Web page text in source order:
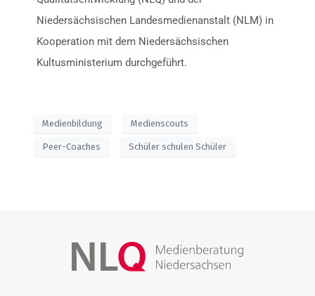
Niedersächsischen Landesmedienanstalt (NLM) in
Kooperation mit dem Niedersächsischen
Kultusministerium durchgeführt.
Medienbildung Medienscouts
Peer-Coaches Schüler schulen Schüler